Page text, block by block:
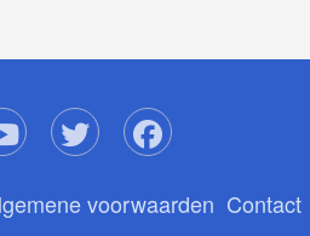
voorwaarden Contact